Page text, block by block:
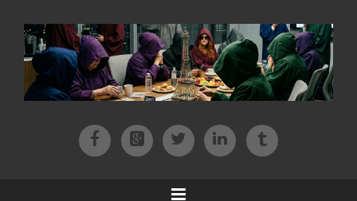
FacebookPatreonTwitterInstagram
Tik-tok